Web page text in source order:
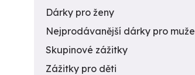
Dárky pro ženy
Nejprodávanější dárky pro muže
Skupinové zážitky
Zážitky pro děti